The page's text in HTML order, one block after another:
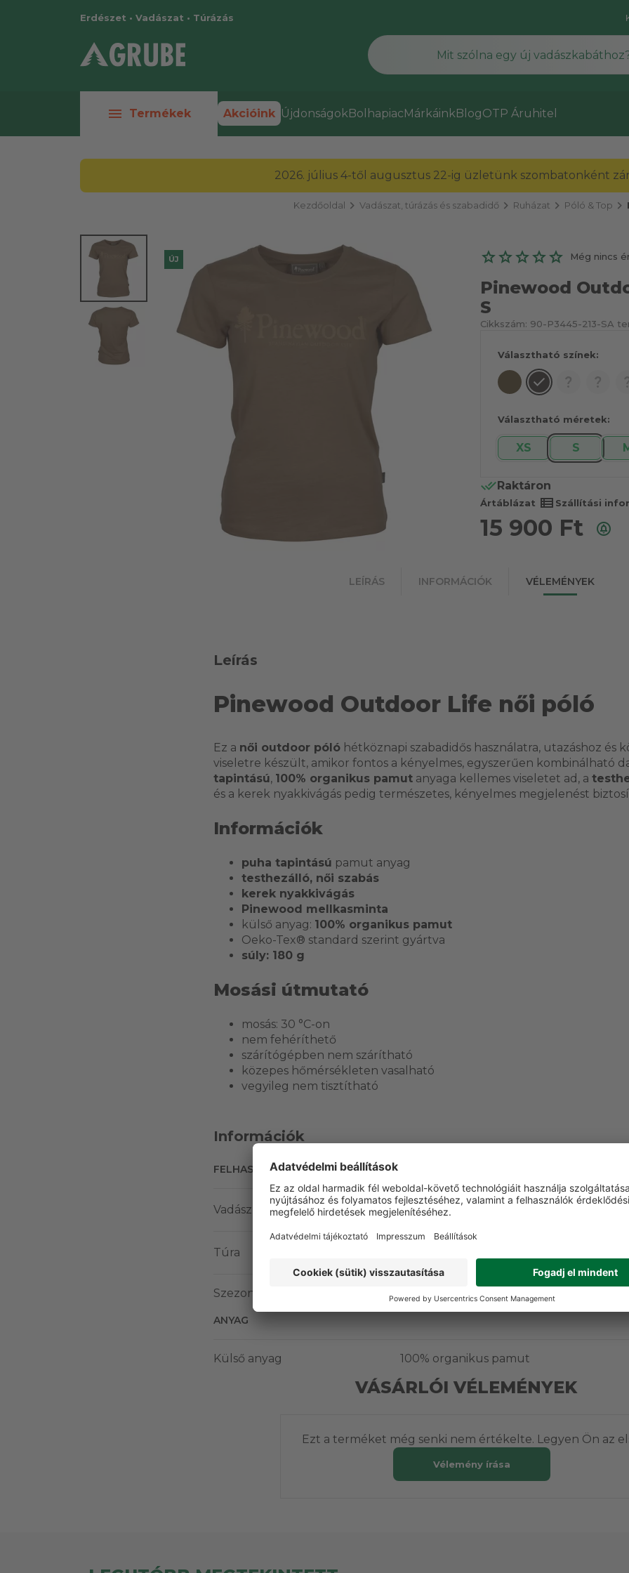
Erdészet • Vadászat • Túrázás
menu Termékek Akcióink ÚjdonságokBolhapiacMárkáinkBlogOTP Áruhitel
2026. július 4-től augusztus 22-ig üzletünk szombatonként
Kezdőoldal chevron_right Vadászat, túrázás és szabadidőchevron_right Ruházat chevron_right Póló & Top chevron_right
ÚJ Még nincs
Pinewood
S
Cikkszám: 90-P3445-213-SA
Választható színek:
Választható méretek:
XS S
Raktáron
Ártáblázat view_list Szállítási
15 900 Ft
LEÍRÁS INFORMÁCIÓK VÉLEMÉNYEK
Leírás
Pinewood Outdoor Life női póló
Ez a női outdoor póló hétköznapi szabadidős használatra, utazáshoz és
viseletre készült, amikor fontos a kényelmes, egyszerűen kombinálható
tapintású, 100% organikus pamut anyaga kellemes viseletet ad, a
és a kerek nyakkivágás pedig természetes, kényelmes megjelenést
Információk
puha tapintású pamut anyag
testhezálló, női szabás
kerek nyakkivágás
Pinewood mellkasminta
külső anyag: 100% organikus pamut
Oeko-Tex® standard szerint gyártva
súly: 180 g
Mosási útmutató
mosás: 30 °C-on
nem fehéríthető
szárítógépben nem szárítható
közepes hőmérsékleten vasalható
vegyileg nem tisztítható
Információk
FELHASZNÁLÁSI TERÜLET
Vadász Igen
Túra
Szezonális csoport Nyári ruházat
ANYAG
Külső anyag 100% organikus pamut
VÁSÁRLÓI VÉLEMÉNYEK
Ezt a terméket még senki nem értékelte. Legyen Ön az
Vélemény írása